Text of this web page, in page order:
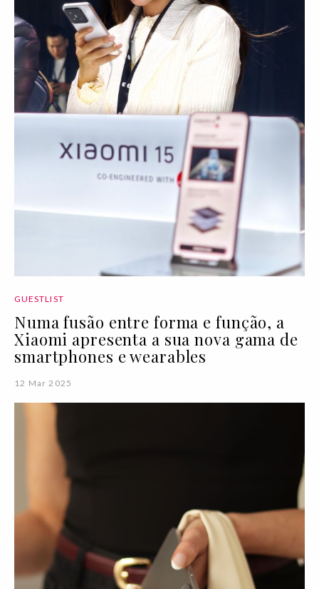
GUESTLIST
Numa fusão entre forma e função, a
Xiaomi apresenta a sua nova gama de
smartphones e wearables
12 Mar 2025